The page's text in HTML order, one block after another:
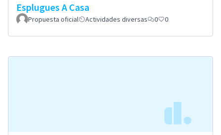
Esplugues A Casa
Propuesta oficial Actividades diversas 0 0